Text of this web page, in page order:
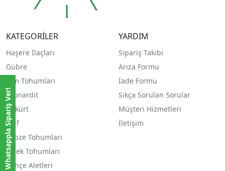
KATEGORİLER
Haşere İlaçları
Gübre
Çim Tohumları
Leonardit
Kükürt
Torf
Sebze Tohumları
Çiçek Tohumları
Bahçe Aletleri
YARDIM
Sipariş Takibi
Arıza Formu
İade Formu
Sıkça Sorulan Sorular
Müşteri Hizmetleri
İletişim
Whatsappla Sipariş Ver!